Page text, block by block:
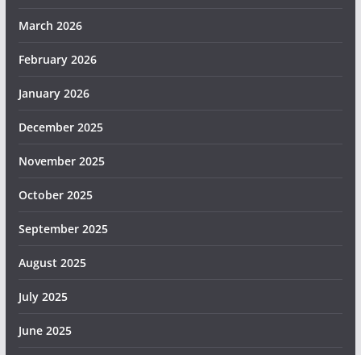
March 2026
February 2026
January 2026
December 2025
November 2025
October 2025
September 2025
August 2025
July 2025
June 2025